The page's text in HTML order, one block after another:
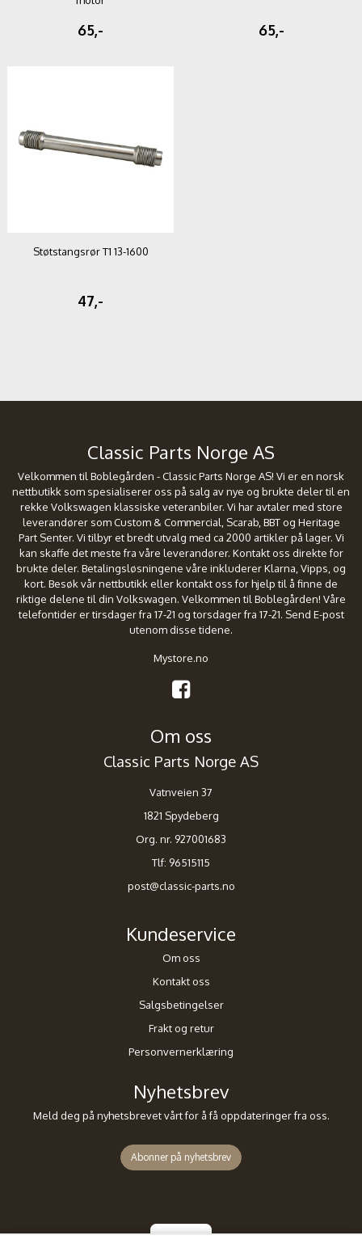
65,- 65,-
Støtstangsrør T1 13-1600
47,-
Classic Parts Norge AS
Velkommen til Boblegården - Classic Parts Norge AS! Vi er en norsk
nettbutikk som spesialiserer oss på salg av nye og brukte deler til en
rekke Volkswagen klassiske veteranbiler. Vi har avtaler med store
leverandører som Custom & Commercial, Scarab, BBT og Heritage
Part Senter. Vi tilbyr et bredt utvalg med ca 2000 artikler på lager. Vi
kan skaffe det meste fra våre leverandører. Kontakt oss direkte for
brukte deler. Betalingsløsningene våre inkluderer Klarna, Vipps, og
kort. Besøk vår nettbutikk eller kontakt oss for hjelp til å finne de
riktige delene til din Volkswagen. Velkommen til Boblegården! Våre
telefontider er tirsdager fra 17-21 og torsdager fra 17-21. Send E-post
utenom disse tidene.
Mystore.no
Om oss
Classic Parts Norge AS
Vatnveien 37
1821 Spydeberg
Org. nr. 927001683
Tlf: 96515115
post@classic-parts.no
Kundeservice
Om oss
Kontakt oss
Salgsbetingelser
Frakt og retur
Personvernerklæring
Nyhetsbrev
Meld deg på nyhetsbrevet vårt for å få oppdateringer fra oss.
Abonner på nyhetsbrev